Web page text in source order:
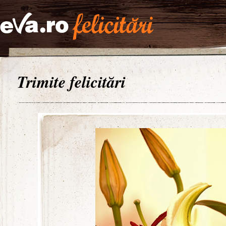
Trimite felicitări